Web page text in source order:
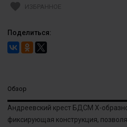
favorite ИЗБРАННОЕ
Поделиться:
Обзор
Андреевский крест БДСМ Х-
фиксирующая конструкция,